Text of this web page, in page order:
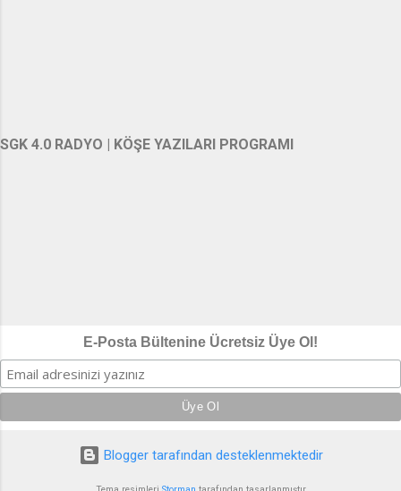
SGK 4.0 RADYO | KÖŞE YAZILARI PROGRAMI
E-Posta Bültenine Ücretsiz Üye Ol!
Blogger tarafından desteklenmektedir